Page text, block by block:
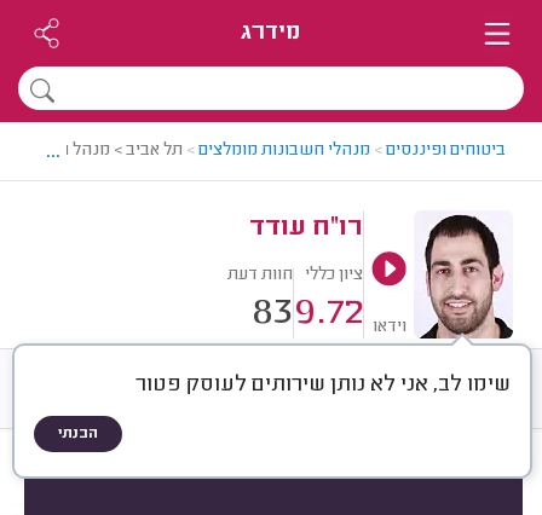
מידרג
ביטוחים ופיננסים> מנהלי חשבונות מומלצים> תל אביב > מנהל חשבונות
...
וידאו
רו"ח עודד
ציון כללי
9.72
חוות דעת
83
שימו לב, אני לא נותן שירותים לעוסק פטור
הבנתי
חוות דעת ממוצע רישוי ותעודות